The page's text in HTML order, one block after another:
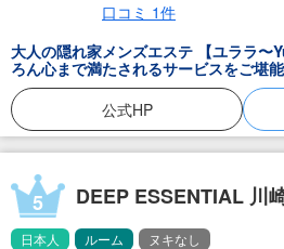
口コミ 1件
大人の隠れ家メンズエステ 【ユララ〜Yulala〜
ろん心まで満たされるサービスをご堪
ラピストたちによる癒しなら、日々の
きます。 仕事の疲れを癒したい方は、
はお早めに♪
公式HP
5 DEEP ESSENTIAL 川
日本人 ルーム ヌキなし